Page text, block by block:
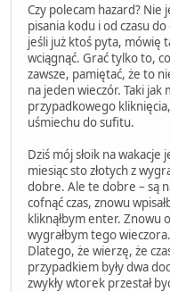
Czy polecam hazard? Nie
pisania kodu i od czasu
jeśli już ktoś pyta, mówię
wciągnąć. Grać tylko to,
zawsze, pamiętać, że to
na jeden wieczór. Taki
przypadkowego
uśmiechu do sufitu.
Dziś mój słoik na wakacje
miesiąc sto złotych z
dobre. Ale te dobre – są
cofnąć czas, znowu
kliknąłbym enter. Znowu
wygrałbym tego
Dlatego, że wierzę, że
przypadkiem były dwa
zwykły wtorek przestał